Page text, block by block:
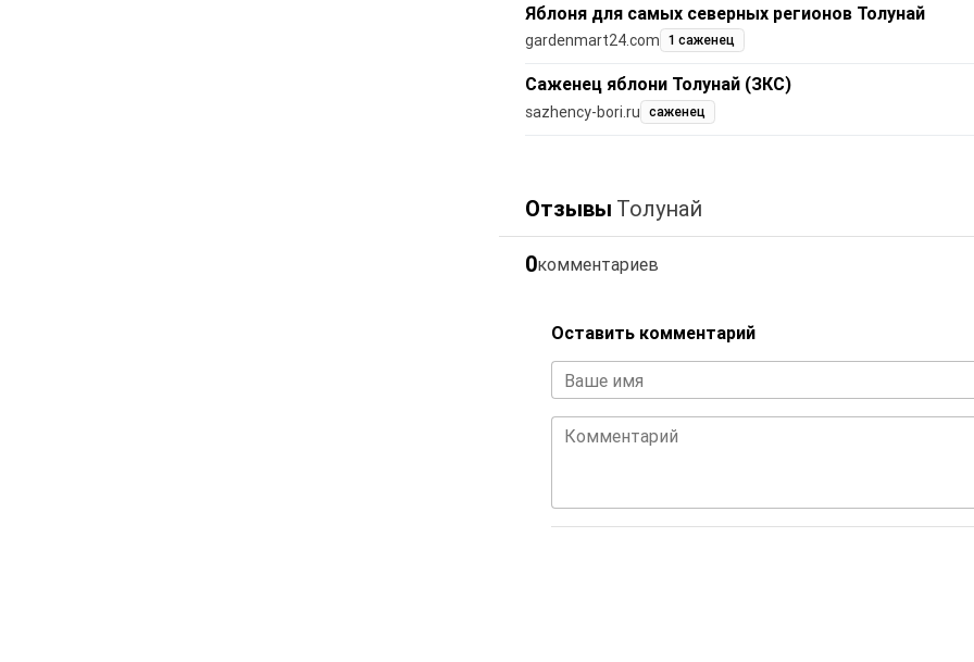
Яблоня для самых северных регионов Толунай
gardenmart24.com 1 саженец
Саженец яблони Толунай (ЗКС)
sazhency-bori.ru саженец
Отзывы Толунай
0комментариев
Оставить комментарий
Ваше имя
Комментарий